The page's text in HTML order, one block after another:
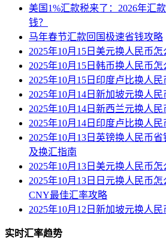
美国1%汇款税来了：2026年汇
钱？
马年春节汇款回国极速省钱攻略
2025年10月15日美元换人民币怎
2025年10月15日韩币换人民币怎
2025年10月15日印度卢比换人民
2025年10月14日新加坡元换人民
2025年10月14日新西兰元换人民
2025年10月14日印度卢比换人民
2025年10月13日英镑换人民币
及换汇指南
2025年10月13日美元换人民币怎
2025年10月13日日元换人民币
CNY最佳汇率攻略
2025年10月12日新加坡元换人民
实时汇率趋势